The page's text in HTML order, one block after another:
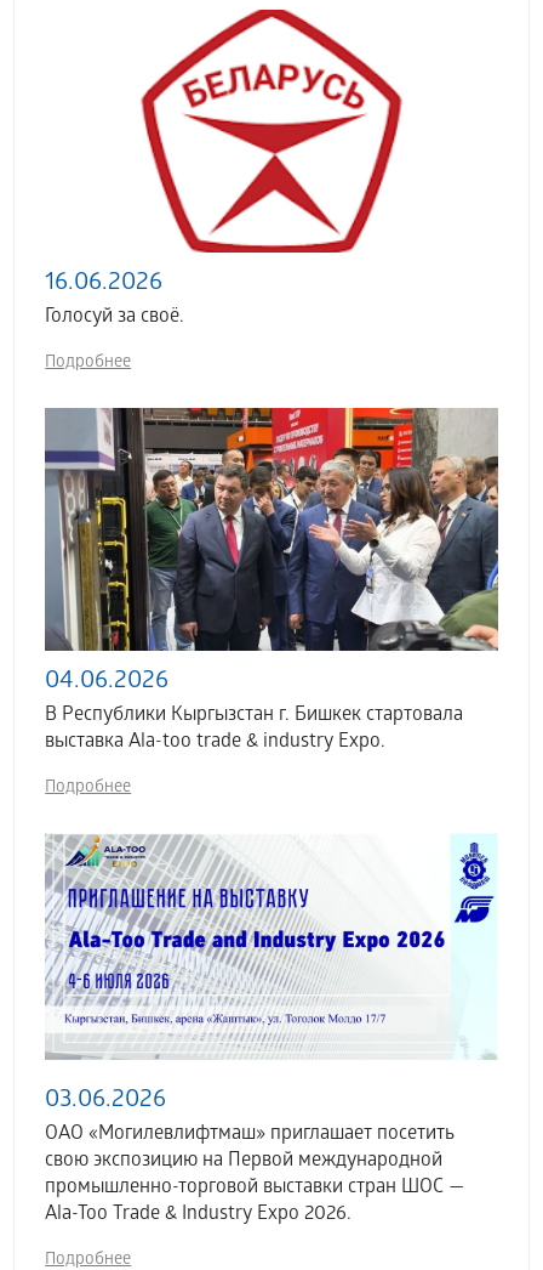
16.06.2026
Голосуй за своё.
Подробнее
04.06.2026
В Республики Кыргызстан г. Бишкек стартовала
выставка Аla-too trade & industry Expo.
Подробнее
03.06.2026
ОАО «Могилевлифтмаш» приглашает посетить
свою экспозицию на Первой международной
промышленно-торговой выставки стран ШОС —
Ala-Too Trade & Industry Expo 2026.
Подробнее